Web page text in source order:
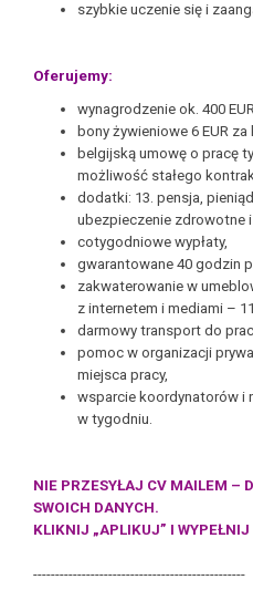
szybkie uczenie się i
Oferujemy:
wynagrodzenie ok. 400
bony żywieniowe 6 EUR
belgijską umowę o pracę
możliwość stałego
dodatki: 13. pensja,
ubezpieczenie zdrowotne
cotygodniowe wypłaty,
gwarantowane 40 godzin
zakwaterowanie w
z internetem i mediami –
darmowy transport do
pomoc w organizacji
miejsca pracy,
wsparcie koordynatorów i
w tygodniu.
NIE PRZESYŁAJ CV MAILEM –
SWOICH DANYCH.
KLIKNIJ „APLIKUJ” I
------------------------------------------------